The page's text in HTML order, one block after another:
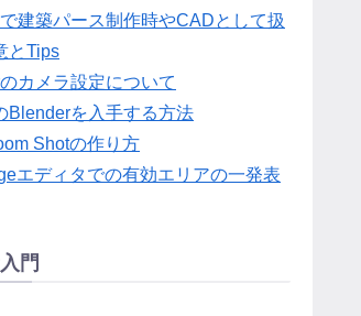
で建築パース制作時やCADとして扱
とTips
カメラ設定について
Blenderを入手する方法
Shotの作り方
エディタでの有効エリアの一発表
門